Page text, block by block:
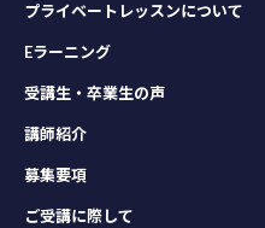
プライベートレッスンについて
Eラーニング
受講生・卒業生の声
講師紹介
募集要項
ご受講に際して